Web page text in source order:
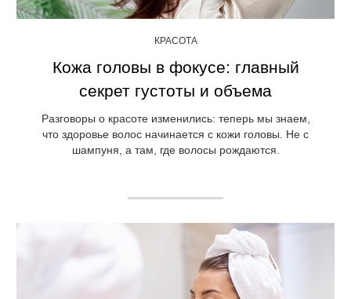
КРАСОТА
Кожа головы в фокусе: главный
секрет густоты и объема
Разговоры о красоте изменились: теперь мы знаем,
что здоровье волос начинается с кожи головы. Не с
шампуня, а там, где волосы рождаются.